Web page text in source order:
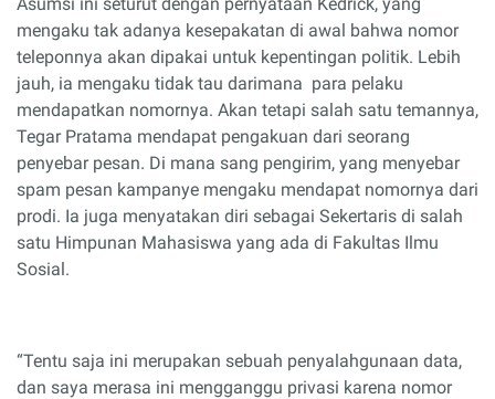
mengaku tak adanya kesepakatan di awal bahwa nomor
teleponnya akan dipakai untuk kepentingan politik. Lebih
jauh, ia mengaku tidak tau darimana para pelaku
mendapatkan nomornya. Akan tetapi salah satu temannya,
Tegar Pratama mendapat pengakuan dari seorang
penyebar pesan. Di mana sang pengirim, yang menyebar
spam pesan kampanye mengaku mendapat nomornya dari
prodi. Ia juga menyatakan diri sebagai Sekertaris di salah
satu Himpunan Mahasiswa yang ada di Fakultas Ilmu
Sosial.
“Tentu saja ini merupakan sebuah penyalahgunaan data,
dan saya merasa ini mengganggu privasi karena nomor